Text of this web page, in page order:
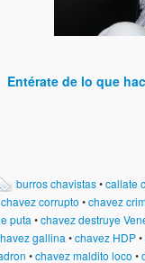
Entérate de lo que
burros chavistas•callate
chavez corrupto •chavez
puta •chavez destruye
gallina •chavez HDP•
•chavez maldito loco •